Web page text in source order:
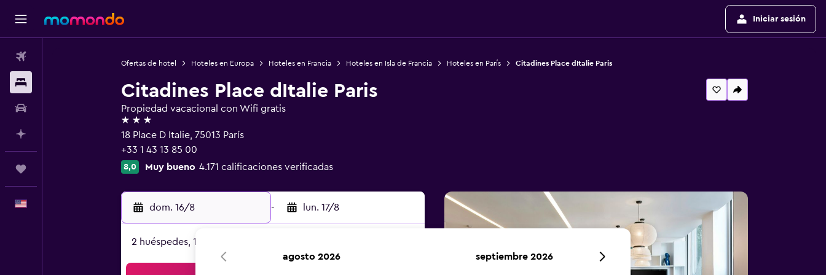
Iniciar sesión
Ofertas de hotel Hoteles en Europa Hoteles en Francia Hoteles en Isla de Francia Hoteles en París Citadines Place dItalie Paris
Citadines Place dItalie Paris
Propiedad vacacional con Wifi gratis
3 estrellas
18 Place D Italie, 75013 París
+33 1 43 13 85 00
8,0 Muy bueno 4.171 calificaciones verificadas
dom. 16/8 - lun. 17/8
2 huéspedes, 1 habitación
agosto 2026 septiembre 2026